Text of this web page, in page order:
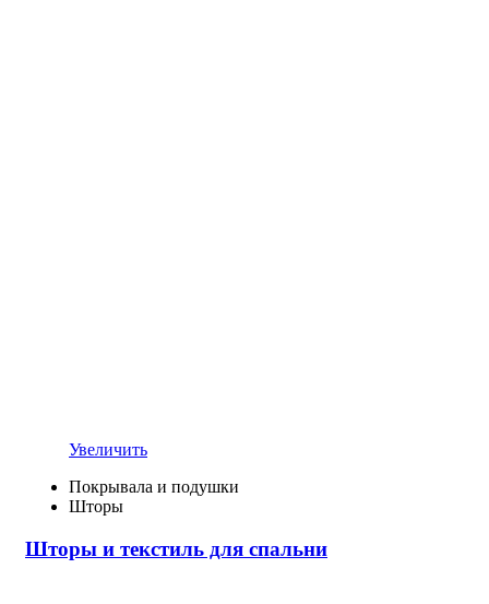
Увеличить
Покрывала и подушки
Шторы
Шторы и текстиль для спальни